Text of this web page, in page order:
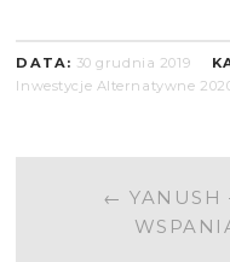
DATA: 30 grudnia 2019
Inwestycje Alternatywne
POST
← YANUSH